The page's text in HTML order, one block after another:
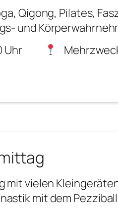
Qigong, Pilates,
und
Uhr
mit vielen
mit dem